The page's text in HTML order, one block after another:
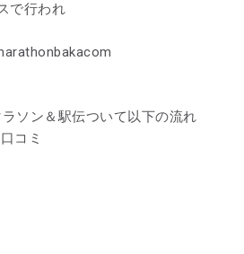
で行われ
ソン＆駅伝ついて以下の流れ
コミ